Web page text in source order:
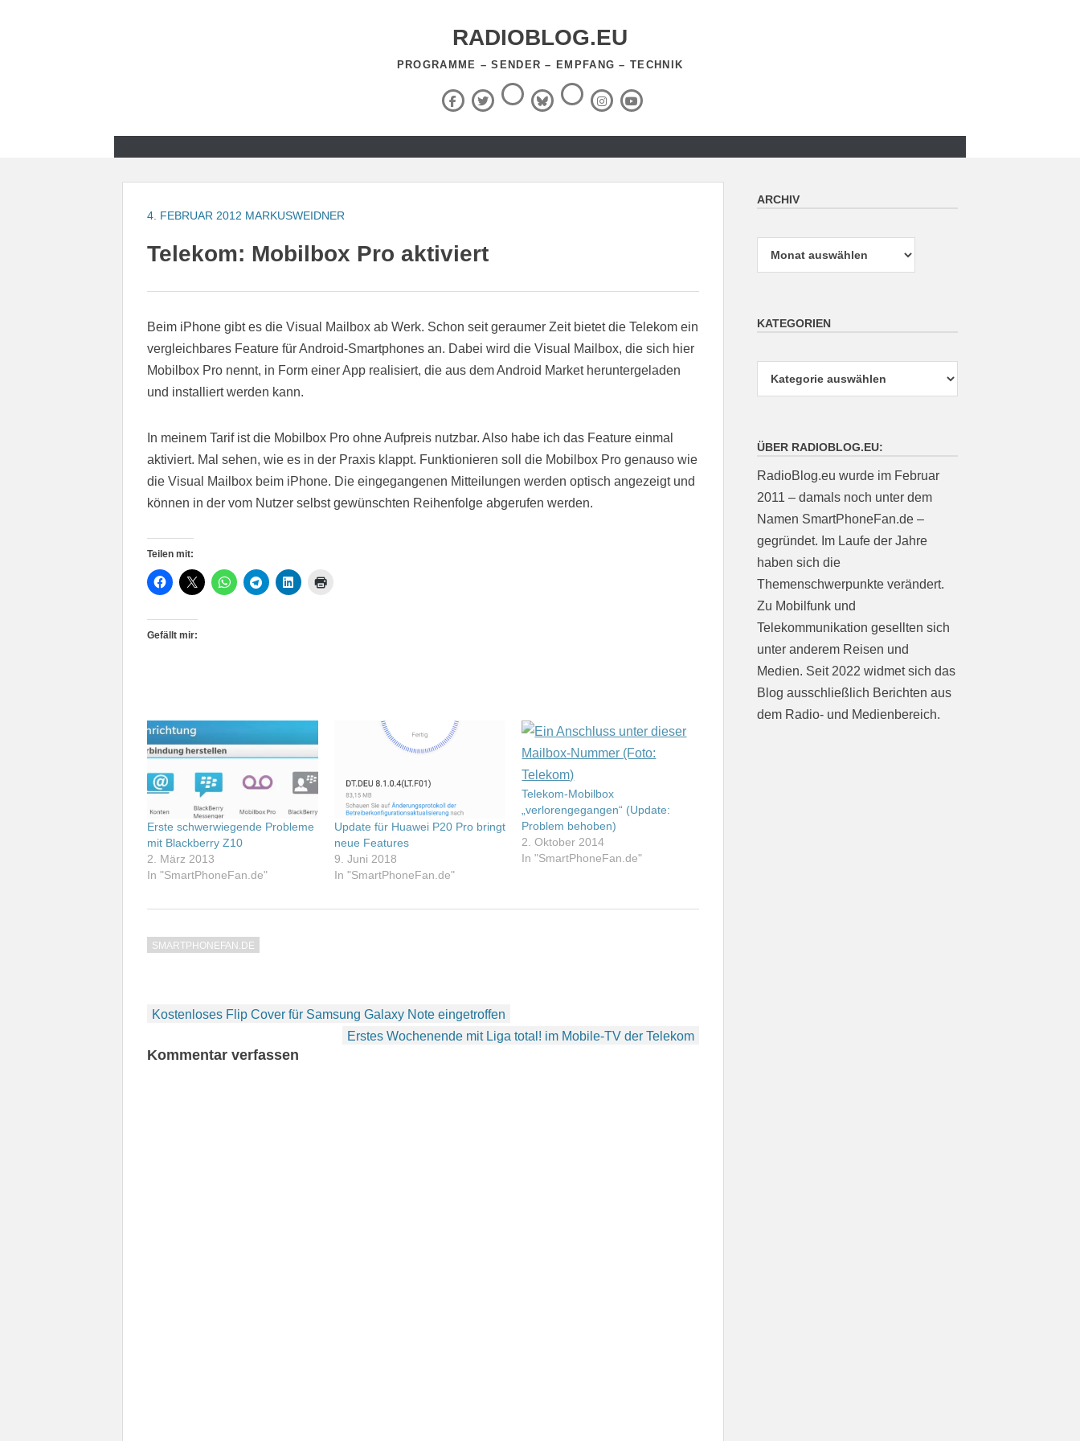
RADIOBLOG.EU
PROGRAMME – SENDER – EMPFANG – TECHNIK
Facebook
X
(Twitter)
ThreadsBlueSky
RSS-
Feed InstagramYouTube
4. FEBRUAR 2012 MARKUSWEIDNER
Telekom: Mobilbox Pro aktiviert
Beim iPhone gibt es die Visual Mailbox ab Werk. Schon seit geraumer Zeit bietet die Telekom ein
vergleichbares Feature für Android-Smartphones an. Dabei wird die Visual Mailbox, die sich hier
Mobilbox Pro nennt, in Form einer App realisiert, die aus dem Android Market heruntergeladen
und installiert werden kann.
In meinem Tarif ist die Mobilbox Pro ohne Aufpreis nutzbar. Also habe ich das Feature einmal
aktiviert. Mal sehen, wie es in der Praxis klappt. Funktionieren soll die Mobilbox Pro genauso wie
die Visual Mailbox beim iPhone. Die eingegangenen Mitteilungen werden optisch angezeigt und
können in der vom Nutzer selbst gewünschten Reihenfolge abgerufen werden.
Teilen mit:
Gefällt mir:
Erste schwerwiegende Probleme
mit Blackberry Z10
2. März 2013
In "SmartPhoneFan.de"
Update für Huawei P20 Pro bringt
neue Features
9. Juni 2018
In "SmartPhoneFan.de"
Telekom-Mobilbox
„verlorengegangen“ (Update:
Problem behoben)
2. Oktober 2014
In "SmartPhoneFan.de"
SMARTPHONEFAN.DE
Beitragsnavigation
Kostenloses Flip Cover für Samsung Galaxy Note eingetroffen
Erstes Wochenende mit Liga total! im Mobile-TV der Telekom
Kommentar verfassen
ARCHIV
KATEGORIEN
ÜBER RADIOBLOG.EU:
RadioBlog.eu wurde im Februar
2011 – damals noch unter dem
Namen SmartPhoneFan.de –
gegründet. Im Laufe der Jahre
haben sich die
Themenschwerpunkte verändert.
Zu Mobilfunk und
Telekommunikation gesellten sich
unter anderem Reisen und
Medien. Seit 2022 widmet sich das
Blog ausschließlich Berichten aus
dem Radio- und Medienbereich.